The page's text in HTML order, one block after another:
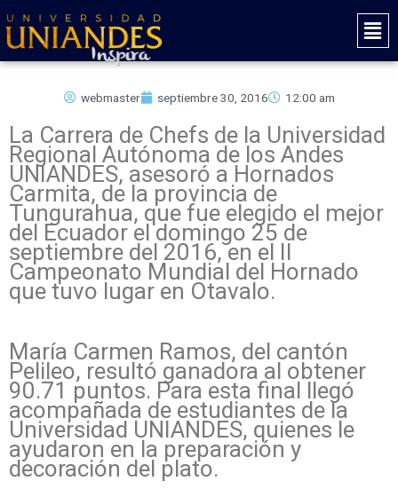
al
contenido
Main
webmaster septiembre 30, 2016 12:00 am
La Carrera de Chefs de la Universidad
Regional Autónoma de los Andes
UNIANDES, asesoró a Hornados
Carmita, de la provincia de
Tungurahua, que fue elegido el mejor
del Ecuador el domingo 25 de
septiembre del 2016, en el II
Campeonato Mundial del Hornado
que tuvo lugar en Otavalo.
María Carmen Ramos, del cantón
Pelileo, resultó ganadora al obtener
90.71 puntos. Para esta final llegó
acompañada de estudiantes de la
Universidad UNIANDES, quienes le
ayudaron en la preparación y
decoración del plato.